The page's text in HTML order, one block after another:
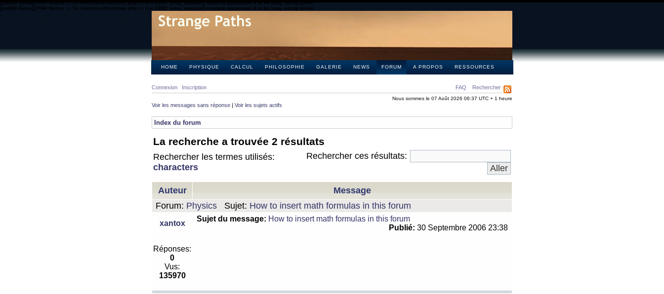
[phpBB Debug] PHP Notice: in file/includes/functions.phpon line2355:preg_replace() expects parameter 4 to be long, string given
[phpBB Debug] PHP Notice: in file /includes/functions.php on line 2355: preg_replace() expects parameter 4 to be long, string given
HOME PHYSIQUE CALCUL PHILOSOPHIE GALERIE NEWS FORUM A PROPOS RESSOURCES
FAQ Rechercher
Connexion Inscription
Nous sommes le 07 Août 2026 06:37 UTC + 1 heure
Voir les messages sans réponse | Voir les sujets actifs
Index du forum
La recherche a trouvée 2 résultats
Rechercher les termes utilisés:
characters
Rechercher ces résultats:
Auteur
Message
Forum: Physics Sujet: How to insert math formulas in this forum
xantox
Sujet du message: How to insert math formulas in this forum
Publié: 30 Septembre 2006 23:38
Réponses:
0
Vus:
135970